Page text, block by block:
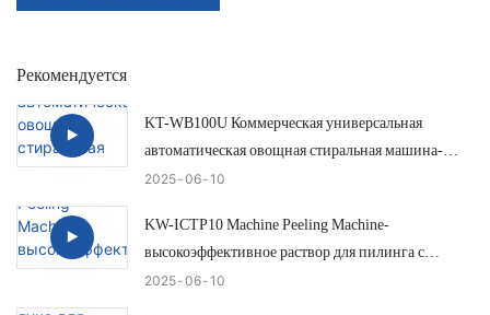
Рекомендуется
KT-WB100U Коммерческая универсальная
автоматическая овощная стиральная машина-
эффективная и умная очистка лука
2025 06 10
KW-ICTP10 Machine Peeling Machine-
высокоэффективное раствор для пилинга с
низким ими.
2025 06 10